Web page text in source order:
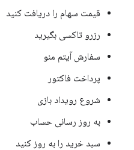
قیمت سهام را دریافت کنید
رزرو تاکسی بگیرید
سفارش آیتم منو
پرداخت فاکتور
شروع رویداد بازی
به روز رسانی حساب
سبد خرید را به روز کنید